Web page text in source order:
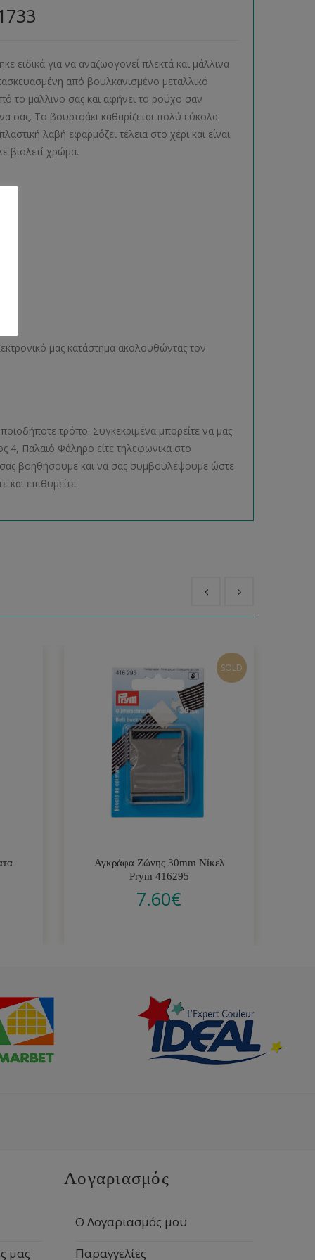
ειδικά για να αναζωογονεί πλεκτά και μάλλινα
από βουλκανισμένο μεταλλικό
το μάλλινο σας και αφήνει το ρούχο σαν
σας. Το βουρτσάκι καθαρίζεται πολύ εύκολα
λαβή εφαρμόζει τέλεια στο χέρι και είναι
βιολετί χρώμα.
μας κατάστημα ακολουθώντας τον
τρόπο. Συγκεκριμένα μπορείτε να μας
4, Παλαιό Φάληρο είτε τηλεφωνικά στο
σας βοηθήσουμε και να σας συμβουλέψουμε ώστε
και επιθυμείτε.
SOLD
Αγκράφα Ζώνης 30mm Νίκελ
Prym 416295
7.60€
μας
Λογαριασμός
Ο Λογαριασμός μου
Παραγγελίες